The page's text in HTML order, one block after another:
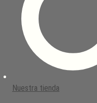
Nuestra tienda